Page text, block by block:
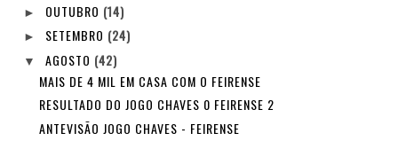
► OUTUBRO (14)
► SETEMBRO (24)
▼ AGOSTO (42)
MAIS DE 4 MIL EM CASA COM O FEIRENSE
RESULTADO DO JOGO CHAVES 0 FEIRENSE 2
ANTEVISÃO JOGO CHAVES - FEIRENSE